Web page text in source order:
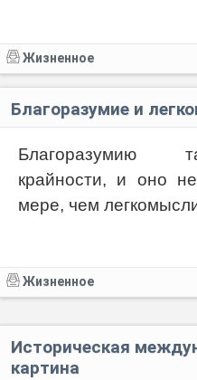
Жизненное
Благоразумие и
Благоразумию
крайности, и оно
мере, чем
Жизненное
Историческая
картина